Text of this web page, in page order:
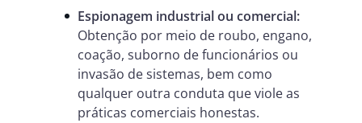
Espionagem industrial ou comercial:
Obtenção por meio de roubo, engano,
coação, suborno de funcionários ou
invasão de sistemas, bem como
qualquer outra conduta que viole as
práticas comerciais honestas.